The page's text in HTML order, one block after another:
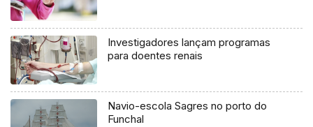
Investigadores lançam programas
para doentes renais
Navio-escola Sagres no porto do
Funchal